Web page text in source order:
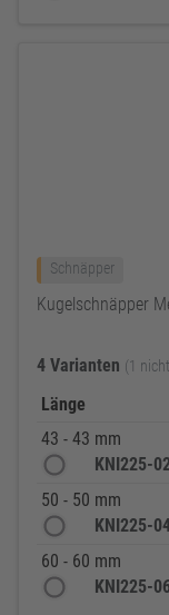
Schnäpper
Kugelschnäpper
4 Varianten (1
Länge
43 - 43 mm
KNI225-
50 - 50 mm
KNI225-
60 - 60 mm
KNI225-